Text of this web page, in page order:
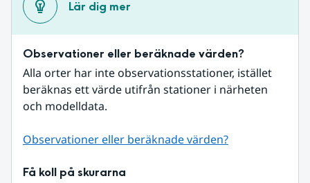
Lär dig mer
Observationer eller beräknade värden?
Alla orter har inte observationsstationer, istället
beräknas ett värde utifrån stationer i närheten
och modelldata.
Observationer eller beräknade värden?
Få koll på skurarna